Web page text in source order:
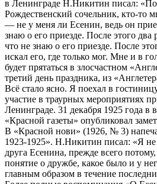
в Ленинграде Н.Никитин писал:
Рождественский сочельник, кто-то
— не у меня ли Есенин, ведь он
знаю о его приезде. После этого два
что не знаю о его приезде. После
искал его, где только мог. Мне и в
будет прятаться в злосчастном
третий день праздника, из
Всё стало ясно. Я поехал в
участие в траурных мероприятиях
Ленинграде. 31 декабря 1925 года в
«Красной газеты» опубликовал
В «Красной нови» (1926, № 3)
1923-1925». Н.Никитин писал: «Я не
друга Есенина, прежде всего
понятие о дружбе, какое было и у
главным образом в течение